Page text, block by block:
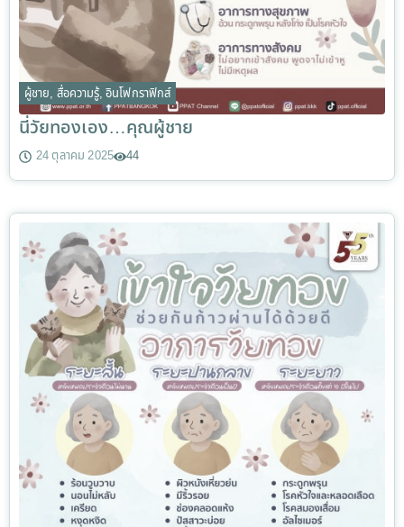
ผู้ชาย, สื่อความรู้,อินโฟกราฟิกส์
นี่วัยทองเอง…คุณผู้ชาย
24 ตุลาคม 2025 44